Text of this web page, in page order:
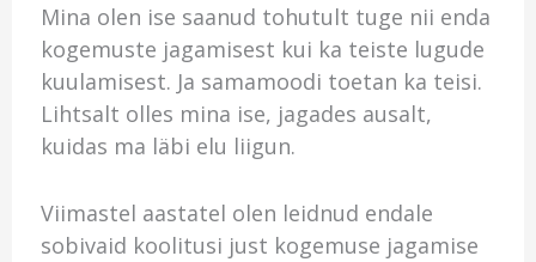
Mina olen ise saanud tohutult tuge nii enda
kogemuste jagamisest kui ka teiste lugude
kuulamisest. Ja samamoodi toetan ka teisi.
Lihtsalt olles mina ise, jagades ausalt,
kuidas ma läbi elu liigun.
Viimastel aastatel olen leidnud endale
sobivaid koolitusi just kogemuse jagamise